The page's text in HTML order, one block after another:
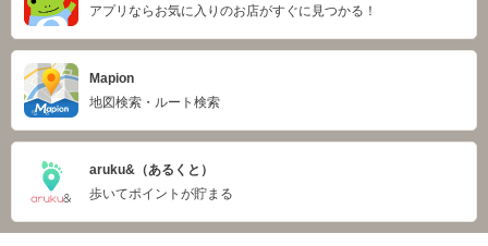
アプリならお気に入りのお店がすぐに見つかる！
Mapion
地図検索・ルート検索
aruku&（あるくと）
歩いてポイントが貯まる